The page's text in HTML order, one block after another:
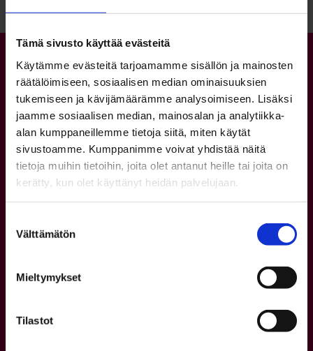
Tämä sivusto käyttää evästeitä
Käytämme evästeitä tarjoamamme sisällön ja mainosten
räätälöimiseen, sosiaalisen median ominaisuuksien
tukemiseen ja kävijämäärämme analysoimiseen. Lisäksi
jaamme sosiaalisen median, mainosalan ja analytiikka-
alan kumppaneillemme tietoja siitä, miten käytät
sivustoamme. Kumppanimme voivat yhdistää näitä
tietoja muihin tietoihin, joita olet antanut heille tai joita on
kerätty, kun olet käyttänyt heidän palvelujaan.
valinta
Välttämätön
Mieltymykset
Tilastot
Yhteystiedot
p. 08 5584 0400
Verkkokauppa (Waltti)